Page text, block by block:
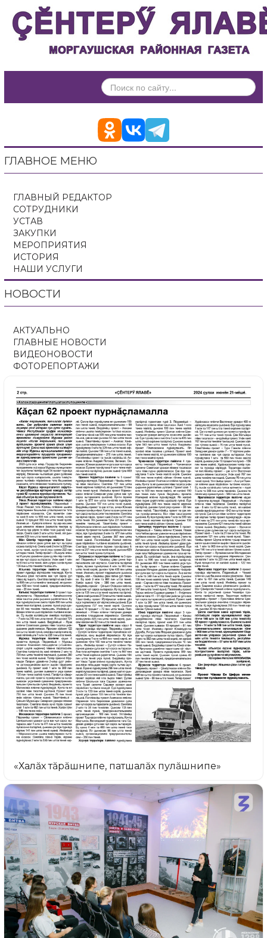
ИСКАТЬ...
ГЛАВНОЕ МЕНЮ
ГЛАВНЫЙ РЕДАКТОР
СОТРУДНИКИ
УСТАВ
ЗАКУПКИ
МЕРОПРИЯТИЯ
ИСТОРИЯ
НАШИ УСЛУГИ
НОВОСТИ
АКТУАЛЬНО
ГЛАВНЫЕ НОВОСТИ
ВИДЕОНОВОСТИ
ФОТОРЕПОРТАЖИ
«Халăх тăрăшнипе, патшалăх пулăшнипе»